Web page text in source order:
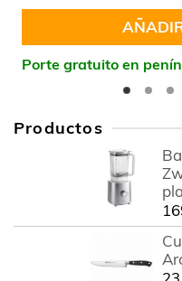
Porte gratuito en
Productos